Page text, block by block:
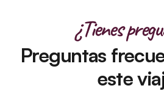
¿Tienes
Preguntas
este